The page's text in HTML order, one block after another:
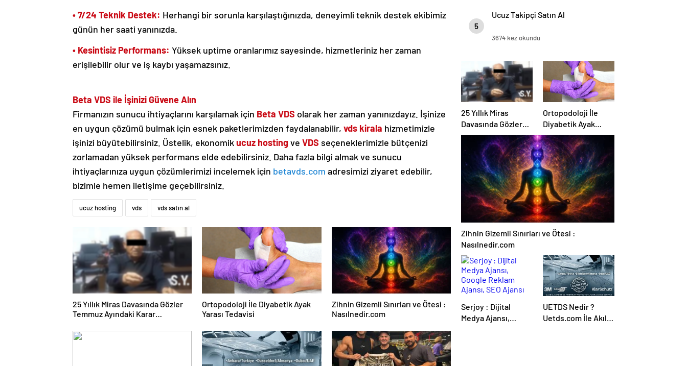
• 7/24 Teknik Destek: Herhangi bir sorunla karşılaştığınızda, deneyimli teknik destek ekibimiz
günün her saati yanınızda.
• Kesintisiz Performans: Yüksek uptime oranlarımız sayesinde, hizmetleriniz her zaman
erişilebilir olur ve iş kaybı yaşamazsınız.
Beta VDS ile İşinizi Güvene Alın
Firmanızın sunucu ihtiyaçlarını karşılamak için Beta VDS olarak her zaman yanınızdayız. İşinize
en uygun çözümü bulmak için esnek paketlerimizden faydalanabilir, vds kirala hizmetimizle
işinizi büyütebilirsiniz. Üstelik, ekonomikucuz hostingve VDS seçeneklerimizle bütçenizi
zorlamadan yüksek performans elde edebilirsiniz. Daha fazla bilgi almak ve sunucu
ihtiyaçlarınıza uygun çözümlerimizi incelemek için betavds.com adresimizi ziyaret edebilir,
bizimle hemen iletişime geçebilirsiniz.
ucuz hosting vds vds satın al
25 Yıllık Miras Davasında Gözler
Temmuz Ayındaki Karar
Ortopodoloji İle Diyabetik Ayak
Yarası Tedavisi
Zihnin Gizemli Sınırları ve Ötesi :
Nasılnedir.com
5
Ucuz Takipçi Satın Al
3674 kez okundu
25 Yıllık Miras
Davasında Gözler
Temmuz Ayındaki
Karar Duruşmasına
Çevrildi
Ortopodoloji İle
Diyabetik Ayak
Yarası Tedavisi
Zihnin Gizemli Sınırları ve Ötesi :
Nasılnedir.com
Serjoy : Dijital
Medya Ajansı,
UETDS Nedir ?
Uetds.com İle Akıllı